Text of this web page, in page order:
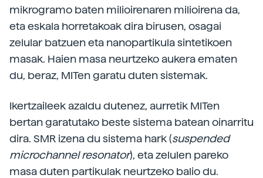
mikrogramo baten milioirenaren milioirena da,
eta eskala horretakoak dira birusen, osagai
zelular batzuen eta nanopartikula sintetikoen
masak. Haien masa neurtzeko aukera ematen
du, beraz, MITen garatu duten sistemak.
Ikertzaileek azaldu dutenez, aurretik MITen
bertan garatutako beste sistema batean oinarritu
dira. SMR izena du sistema hark (suspended
microchannel resonator), eta zelulen pareko
masa duten partikulak neurtzeko balio du.